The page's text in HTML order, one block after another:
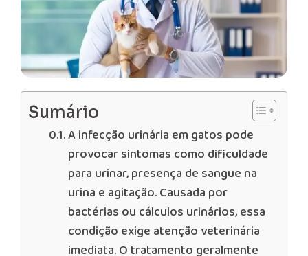
Sumário
A infecção urinária em gatos pode
provocar sintomas como dificuldade
para urinar, presença de sangue na
urina e agitação. Causada por
bactérias ou cálculos urinários, essa
condição exige atenção veterinária
imediata. O tratamento geralmente